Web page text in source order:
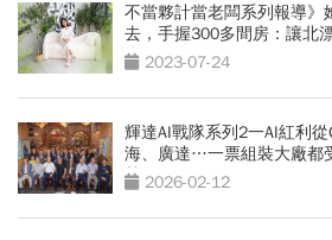
不當夥計當老闆系列報導》
去，手握300多間房：讓北
彩」2023-07-24
輝達AI戰隊系列2一AI紅利
海、廣達…一票組裝大廠都
熱區2026-02-12